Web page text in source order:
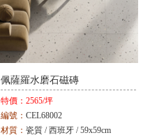
佩薩羅水磨石磁磚
特價： 2565/坪
編號： CEL68002
材質： 瓷質 / 西班牙 / 59x59cm